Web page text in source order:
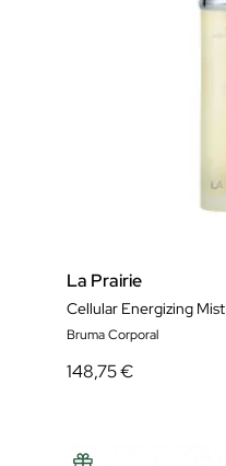
La Prairie
Cellular Energizing Mist
Bruma Corporal
148,75 €